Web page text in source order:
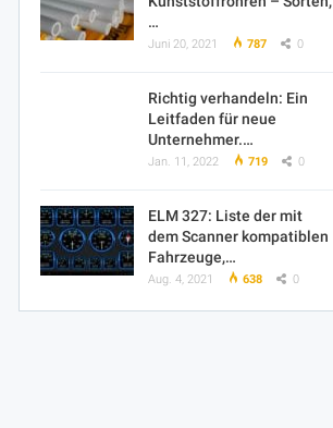
…
Juni 20, 2021 787 0
Richtig verhandeln: Ein
Leitfaden für neue
Unternehmer.…
Jan. 11, 2022 719 0
ELM 327: Liste der mit
dem Scanner kompatiblen
Fahrzeuge,…
Aug. 4, 2021 638 0